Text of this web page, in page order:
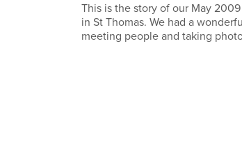
This is the story of our May
in St Thomas. We had a
meeting people and taking